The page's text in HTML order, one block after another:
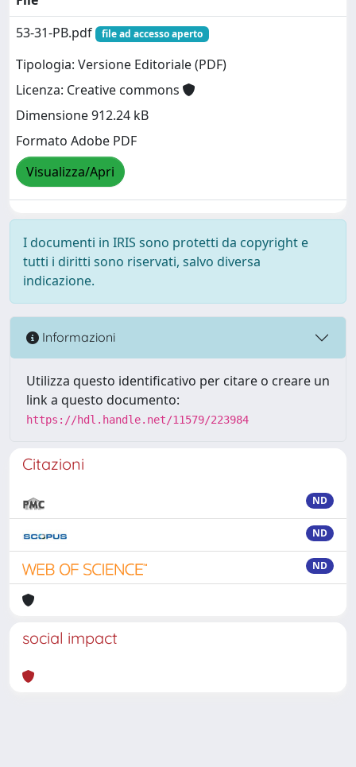
53-31-PB.pdf
file ad accesso aperto
Tipologia: Versione Editoriale (PDF)
Licenza: Creative commons
Dimensione 912.24 kB
Formato Adobe PDF
Visualizza/Apri
I documenti in IRIS sono protetti da copyright e
tutti i diritti sono riservati, salvo diversa
indicazione.
Informazioni
Utilizza questo identificativo per citare o creare un
link a questo documento:
https://hdl.handle.net/11579/223984
Citazioni
ND
ND
ND
social impact